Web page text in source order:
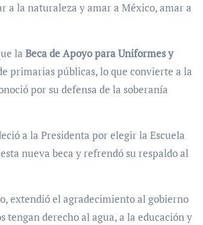
a la naturaleza y amar a México, amar a
la Beca de Apoyo para Uniformes y
primarias públicas, lo que convierte a la
por su defensa de la soberanía
a la Presidenta por elegir la Escuela
nueva beca y refrendó su respaldo al
extendió el agradecimiento al gobierno
tengan derecho al agua, a la educación y